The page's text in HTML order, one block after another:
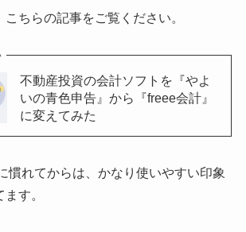
ちらの記事をご覧ください。
不動産投資の会計ソフトを『やよ
いの青色申告』から『freee会計』
に変えてみた
慣れてからは、かなり使いやすい印象
す。